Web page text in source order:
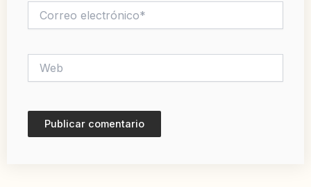
electrónico*